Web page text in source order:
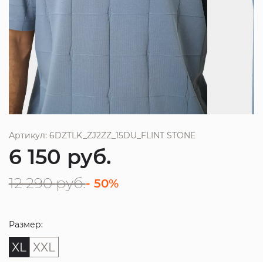
Артикул: 6DZTLK_ZJ2ZZ_15DU_FLINT STONE
6 150 руб.
12 290 руб.- 50%
Размер:
XL XXL